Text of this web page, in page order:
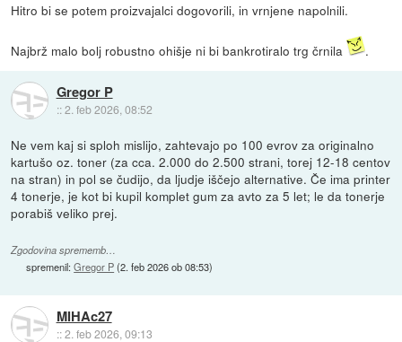
Hitro bi se potem proizvajalci dogovorili, in vrnjene napolnili.
Najbrž malo bolj robustno ohišje ni bi bankrotiralo trg črnila .
Gregor P
::2. feb 2026, 08:52
Ne vem kaj si sploh mislijo, zahtevajo po 100 evrov za originalno
kartušo oz. toner (za cca. 2.000 do 2.500 strani, torej 12-18 centov
na stran) in pol se čudijo, da ljudje iščejo alternative. Če ima printer
4 tonerje, je kot bi kupil komplet gum za avto za 5 let; le da tonerje
porabiš veliko prej.
Zgodovina sprememb…
spremenil:Gregor P(2. feb 2026 ob 08:53)
MIHAc27
::2. feb 2026, 09:13